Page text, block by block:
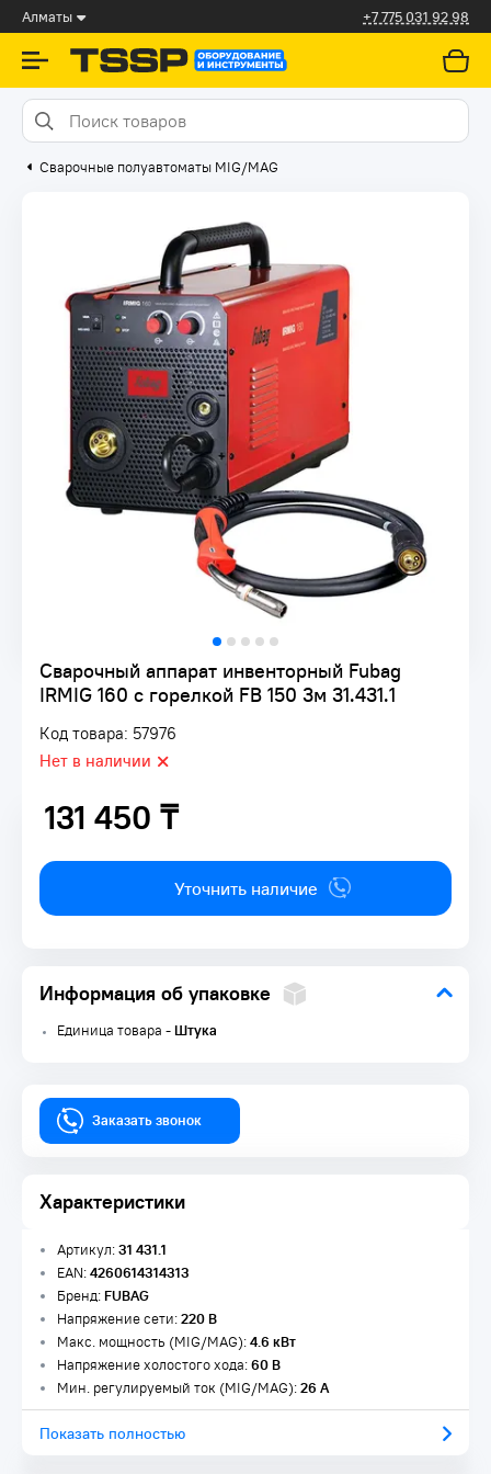
Алматы +7 775 031 92 98
Сварочные полуавтоматы MIG/MAG
Сварочный аппарат инвенторный Fubag
IRMIG 160 с горелкой FB 150 3м 31.431.1
Код товара: 57976
Нет в наличии
131 450 ₸
131 450 ₸
Уточнить наличие
Информация об упаковке
Единица товара -Штука
Заказать звонок
Характеристики
Артикул:31 431.1
EAN:4260614314313
Бренд:FUBAG
Напряжение сети:220 В
Макс. мощность (MIG/MAG):4.6 кВт
Напряжение холостого хода:60 В
Мин. регулируемый ток (MIG/MAG):26 А
Показать полностью